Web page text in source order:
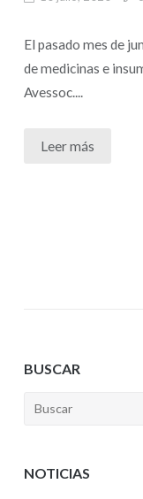
El pasado mes de
de medicinas e
Avessoc....
Leer más
BUSCAR
NOTICIAS